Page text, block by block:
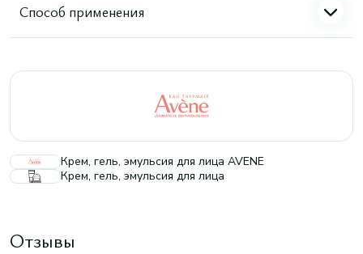
Способ применения
Крем, гель, эмульсия для лица AVENE
Крем, гель, эмульсия для лица
Отзывы